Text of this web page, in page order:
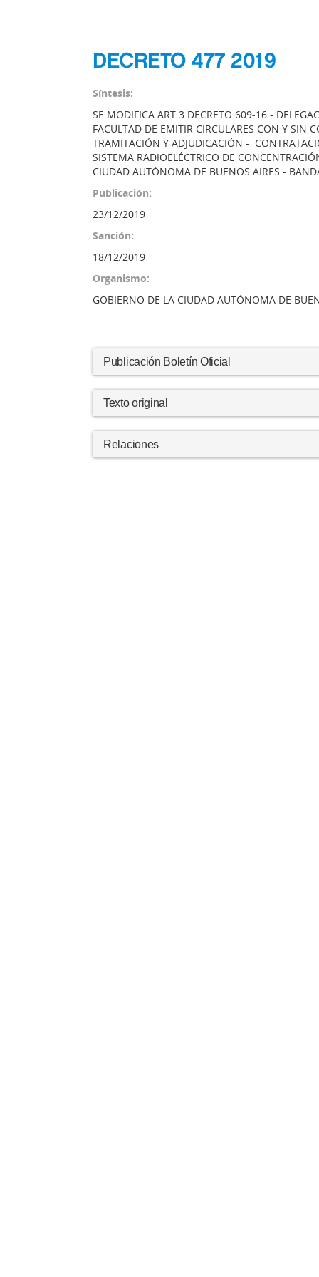
DECRETO 477 2019
Síntesis:
SE MODIFICA ART 3 DECRETO 609-16 -
FACULTAD DE EMITIR CIRCULARES CON Y SIN
TRAMITACIÓN Y ADJUDICACIÓN -
SISTEMA RADIOELÉCTRICO DE
CIUDAD AUTÓNOMA DE BUENOS AIRES -
Publicación:
23/12/2019
Sanción:
18/12/2019
Organismo:
GOBIERNO DE LA CIUDAD AUTÓNOMA DE
Publicación Boletín Oficial
Texto original
Relaciones